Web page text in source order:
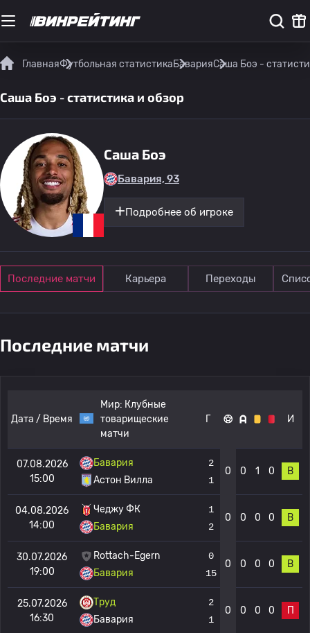
ГлавнаяФутбольная статистикаБаварияСаша Боэ -
Саша Боэ - статистика и обзор
Саша Боэ
Бавария, 93
Подробнее об игроке
Последние матчи Карьера Переходы
Последние матчи
Дата / Время
Мир: Клубные
товарищеские
матчи
Г И
07.08.2026
15:00
Бавария
Астон Вилла
2
1
0 0 1 0 В
04.08.2026
14:00
Чеджу ФК
Бавария
1
2
0 0 0 0 В
30.07.2026
19:00
Rottach-Egern
Бавария
0
15
0 0 0 0 В
25.07.2026
16:30
Труд
Бавария
2
1
0 0 0 0 П